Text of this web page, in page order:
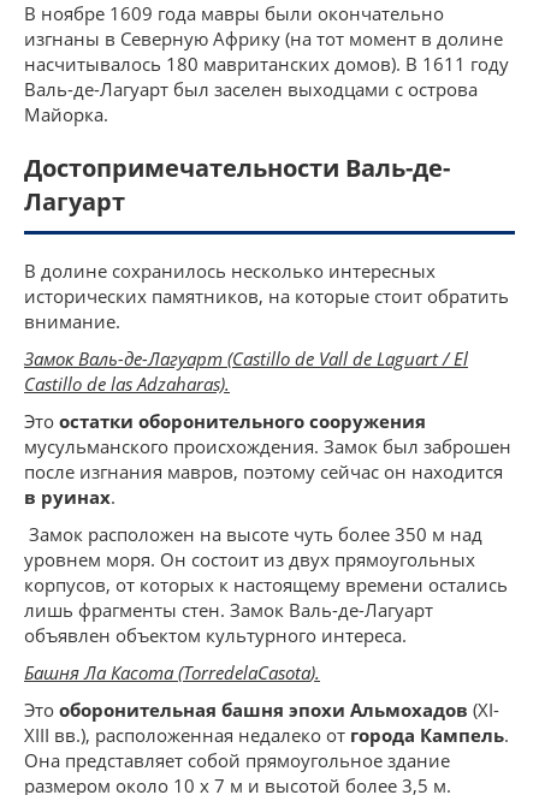
В ноябре 1609 года мавры были окончательно
изгнаны в Северную Африку (на тот момент в долине
насчитывалось 180 мавританских домов). В 1611 году
Валь-де-Лагуарт был заселен выходцами с острова
Майорка.
Достопримечательности Валь-де-
Лагуарт
В долине сохранилось несколько интересных
исторических памятников, на которые стоит обратить
внимание.
ЗамокВаль-де-Лагуарт (Castillo de Vall de Laguart / El
Castillo de las Adzaharas).
Это остатки оборонительного сооружения
мусульманского происхождения. Замок был заброшен
после изгнания мавров, поэтому сейчас он находится
в руинах.
Замок расположен на высоте чуть более 350 м над
уровнем моря. Он состоит из двух прямоугольных
корпусов, от которых к настоящему времени остались
лишь фрагменты стен. Замок Валь-де-Лагуарт
объявлен объектом культурного интереса.
Башня Ла Касота (TorredelaCasota).
Это оборонительная башня эпохи Альмохадов (XI-
XIII вв.), расположенная недалеко от города Кампель.
Она представляет собой прямоугольное здание
размером около 10 х 7 м и высотой более 3,5 м.